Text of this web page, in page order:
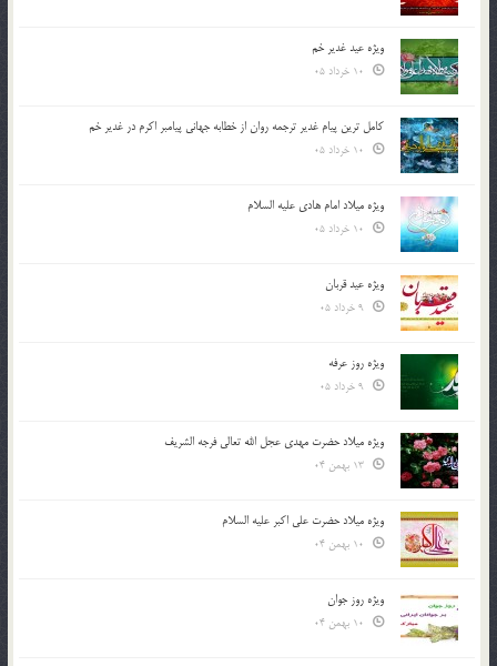
ویژه عید غدیر خم
کامل ترین پیام غدیر ترجمه روان از خطابه جهانی پیامبر اکرم در غدیر خم
ویژه میلاد امام هادی علیه السلام
ویژه عید قربان
ویژه روز عرفه
ویژه میلاد حضرت مهدی عجل الله تعالی فرجه الشريف
ویژه میلاد حضرت علی اکبر علیه السلام
ویژه روز جوان